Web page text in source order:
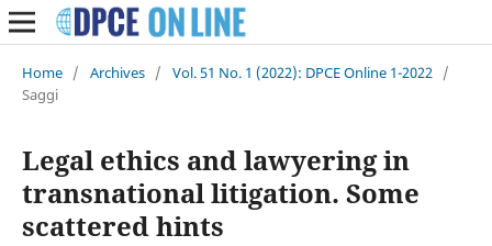
Home / Archives / Vol. 51 No. 1 (2022): DPCE Online 1-2022 /
Saggi
Legal ethics and lawyering in
transnational litigation. Some
scattered hints